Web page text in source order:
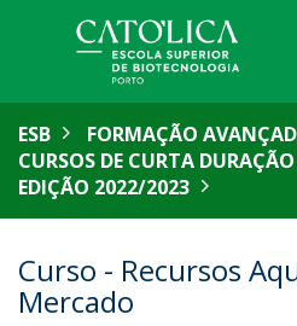
ESB
FORMAÇÃO
CURSOS DE CURTA DURAÇÃO
EDIÇÃO 2022/2023
Curso - Recursos
Mercado